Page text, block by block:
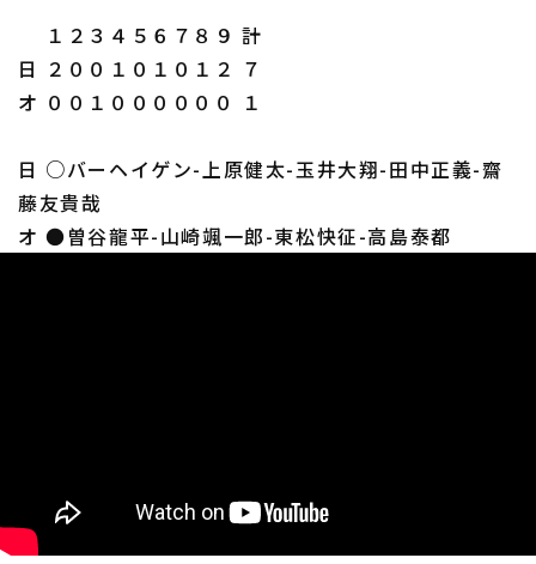
１２３４５６７８９ 計
日 ２００１０１０１２ ７
オ ００１００００００ １
日 ○バーヘイゲン-上原健太-玉井大翔-田中正義-齋
藤友貴哉
オ ●曽谷龍平-山崎颯一郎-東松快征-高島泰都